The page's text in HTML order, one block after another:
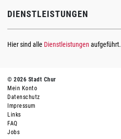
DIENSTLEISTUNGEN
Hier sind alle Dienstleistungen aufgeführt.
© 2026 Stadt Chur
Mein Konto
Datenschutz
Impressum
Links
FAQ
Jobs